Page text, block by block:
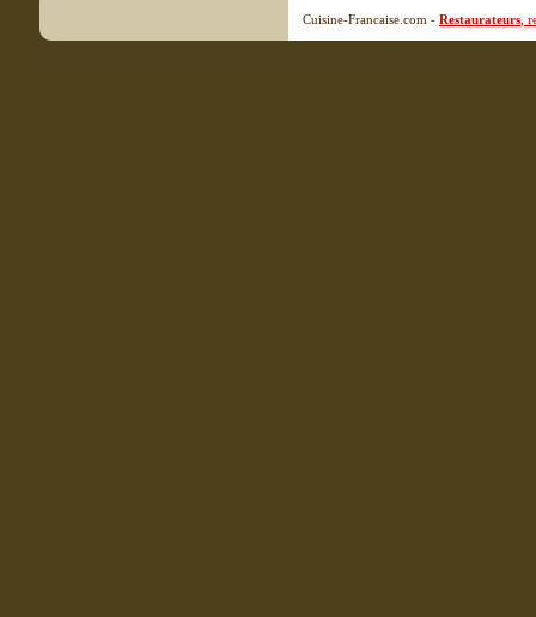
Cuisine-Francaise.com - Restaurateurs ,